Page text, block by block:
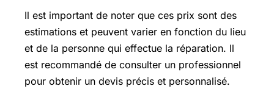
Il est important de noter que ces prix sont des
estimations et peuvent varier en fonction du lieu
et de la personne qui effectue la réparation. Il
est recommandé de consulter un professionnel
pour obtenir un devis précis et personnalisé.